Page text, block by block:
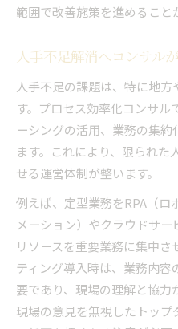
範囲で改善施策を進めること
人手不足解消へコンサル
人手不足の課題は、特に地
す。プロセス効率化コンサ
ーシングの活用、業務の集
ます。これにより、限られ
せる運営体制が整います。
例えば、定型業務をRPA（ロ
メーション）やクラウドサ
リソースを重要業務に集中
ティング導入時は、業務内
要であり、現場の理解と協力
現場の意見を無視したトッ